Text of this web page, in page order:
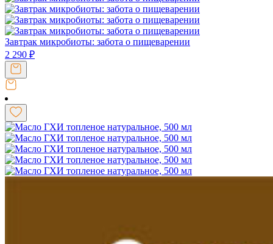
Завтрак микробиоты: забота о пищеварении
2 290 ₽